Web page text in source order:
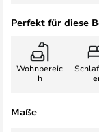
Perfekt für diese
Wohnbereic
h
Maße